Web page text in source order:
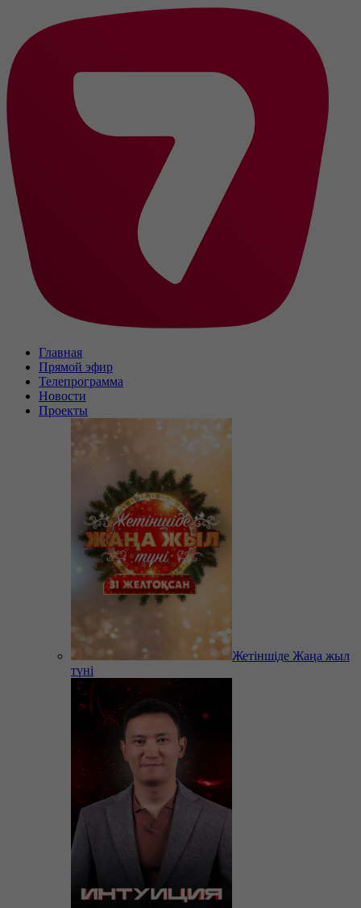
Главная
Прямой эфир
Телепрограмма
Новости
Проекты
Жетіншіде Жаңа жыл
түні